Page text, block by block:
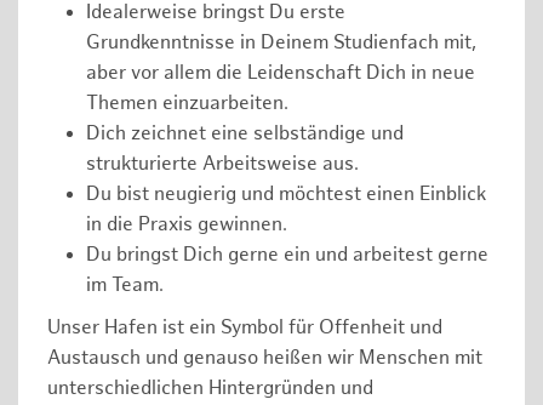
Idealerweise bringst Du erste
Grundkenntnisse in Deinem Studienfach mit,
aber vor allem die Leidenschaft Dich in neue
Themen einzuarbeiten.
Dich zeichnet eine selbständige und
strukturierte Arbeitsweise aus.
Du bist neugierig und möchtest einen Einblick
in die Praxis gewinnen.
Du bringst Dich gerne ein und arbeitest gerne
im Team.
Unser Hafen ist ein Symbol für Offenheit und
Austausch und genauso heißen wir Menschen mit
unterschiedlichen Hintergründen und